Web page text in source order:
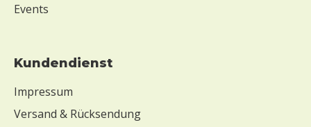
Events
Kundendienst
Impressum
Versand & Rücksendung